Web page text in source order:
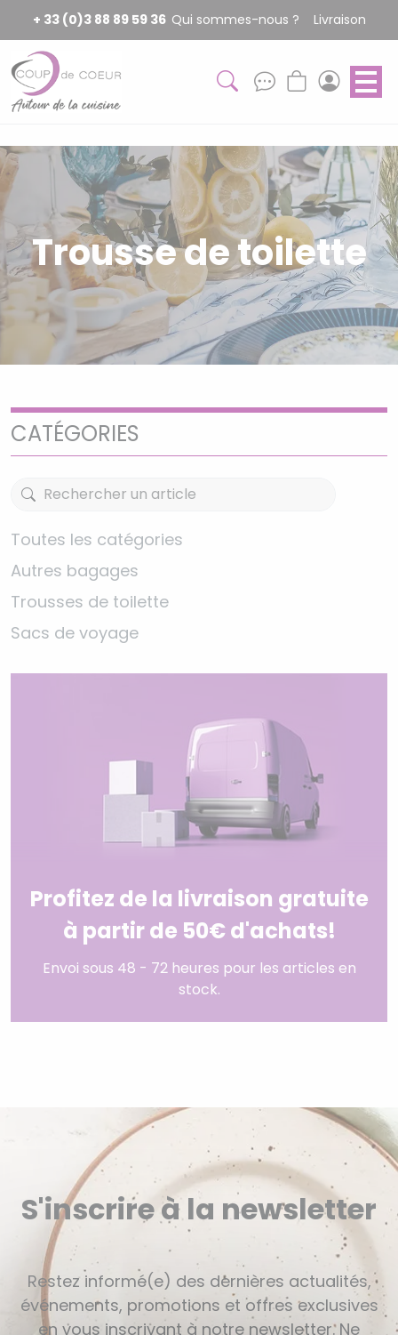
+ 33 (0)3 88 89 59 36 Qui sommes-nous ? Livraison
Trousse de toilette
CATÉGORIES
Toutes les catégories
Autres bagages
Trousses de toilette
Sacs de voyage
Profitez de la livraison gratuite
à partir de 50€ d'achats!
Envoi sous 48 - 72 heures pour les articles en
stock.
S'inscrire à la newsletter
Restez informé(e) des dernières actualités,
événements, promotions et offres exclusives
en vous inscrivant à notre newsletter. Ne
Panneau de gestion des cookies